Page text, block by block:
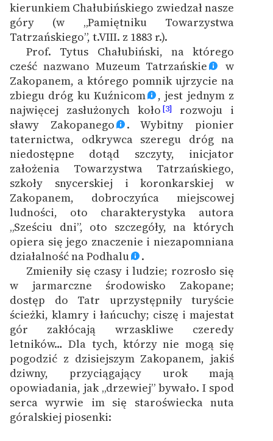
wrażliwych
Deklaracja dostępności
kierunkiem Chałubińskiego zwiedzał nasze
góry (w „Pamiętniku Towarzystwa
Tatrzańskiego”, t.VIII. z 1883 r.).
Prof. Tytus Chałubiński, na którego
cześć nazwano Muzeum Tatrzańskie
w
Zakopanem, a którego pomnik ujrzycie na
zbiegu dróg ku Kuźnicom
, jest jednym z
najwięcej zasłużonych koło [3]
rozwoju i
sławy Zakopanego
. Wybitny pionier
taternictwa, odkrywca szeregu dróg na
niedostępne dotąd szczyty, inicjator
założenia Towarzystwa Tatrzańskiego,
szkoły snycerskiej i koronkarskiej w
Zakopanem, dobroczyńca miejscowej
ludności, oto charakterystyka autora
„Sześciu dni”, oto szczegóły, na których
opiera się jego znaczenie i niezapomniana
działalność na Podhalu
.
Zmieniły się czasy i ludzie; rozrosło się
w jarmarczne środowisko Zakopane;
dostęp do Tatr uprzystępniły turyście
ścieżki, klamry i łańcuchy; ciszę i majestat
gór zakłócają wrzaskliwe czeredy
letników… Dla tych, którzy nie mogą się
pogodzić z dzisiejszym Zakopanem, jakiś
dziwny, przyciągający urok mają
opowiadania, jak „drzewiej” bywało. I spod
serca wyrwie im się staroświecka nuta
góralskiej piosenki: